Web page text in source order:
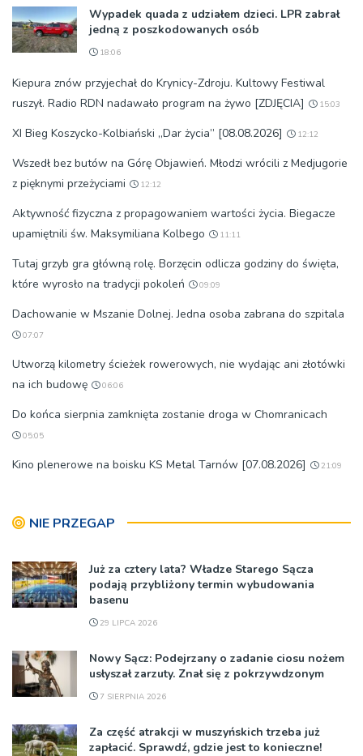
Wypadek quada z udziałem dzieci. LPR zabrał
jedną z poszkodowanych osób
18:06
Kiepura znów przyjechał do Krynicy-Zdroju. Kultowy Festiwal
ruszył. Radio RDN nadawało program na żywo [ZDJĘCIA]
15:03
XI Bieg Koszycko-Kolbiański „Dar życia” [08.08.2026] 12:12
Wszedł bez butów na Górę Objawień. Młodzi wrócili z Medjugorie
z pięknymi przeżyciami
12:12
Aktywność fizyczna z propagowaniem wartości życia. Biegacze
upamiętnili św. Maksymiliana Kolbego
11:11
Tutaj grzyb gra główną rolę. Borzęcin odlicza godziny do święta,
które wyrosło na tradycji pokoleń
09:09
Dachowanie w Mszanie Dolnej. Jedna osoba zabrana do szpitala
07:07
Utworzą kilometry ścieżek rowerowych, nie wydając ani złotówki
na ich budowę
06:06
Do końca sierpnia zamknięta zostanie droga w Chomranicach
05:05
Kino plenerowe na boisku KS Metal Tarnów [07.08.2026] 21:09
NIE PRZEGAP
Już za cztery lata? Władze Starego Sącza
podają przybliżony termin wybudowania
basenu
29 LIPCA 2026
Nowy Sącz: Podejrzany o zadanie ciosu nożem
usłyszał zarzuty. Znał się z pokrzywdzonym
7 SIERPNIA 2026
Za część atrakcji w muszyńskich trzeba już
zapłacić. Sprawdź, gdzie jest to konieczne!